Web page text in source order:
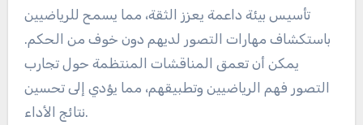
تأسيس بيئة داعمة يعزز الثقة، مما يسمح للرياضيين
باستكشاف مهارات التصور لديهم دون خوف من الحكم.
يمكن أن تعمق المناقشات المنتظمة حول تجارب
التصور فهم الرياضيين وتطبيقهم، مما يؤدي إلى تحسين
نتائج الأداء.